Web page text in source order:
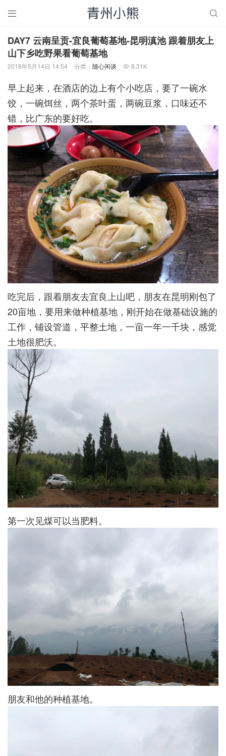
 
DAY7 云南呈贡-宜良葡萄基地-昆明滇池 跟着朋友上
山下乡吃野果看葡萄基地
2018年5月14日 14:54 分类： 随心闲谈  8.31K
早上起来，在酒店的边上有个小吃店，要了一碗水
饺，一碗饵丝，两个茶叶蛋，两碗豆浆，口味还不
错，比广东的要好吃。
吃完后，跟着朋友去宜良上山吧，朋友在昆明刚包了
20亩地，要用来做种植基地，刚开始在做基础设施的
工作，铺设管道，平整土地，一亩一年一千块，感觉
土地很肥沃。
第一次见煤可以当肥料。
朋友和他的种植基地。